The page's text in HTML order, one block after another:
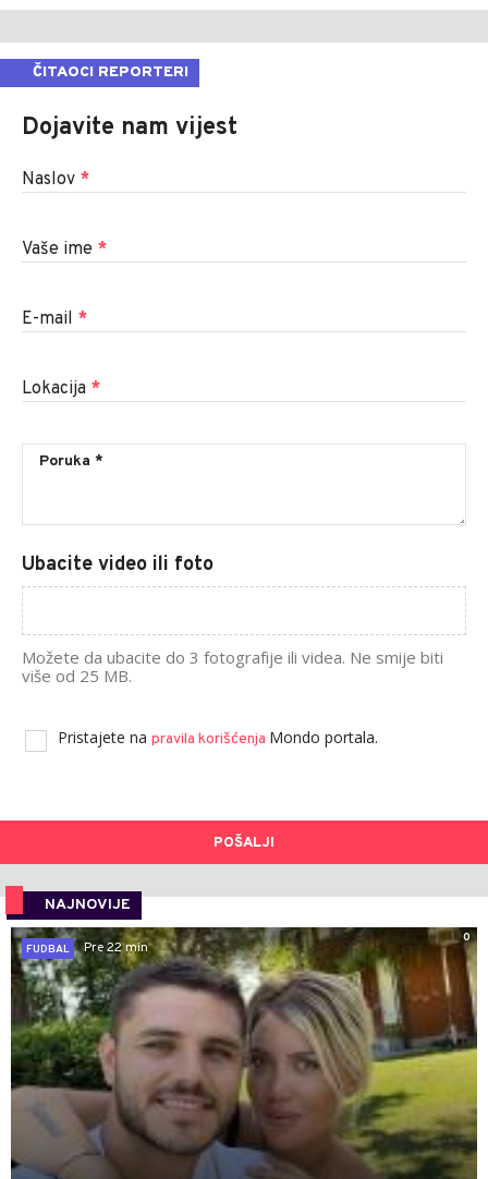
ČITAOCI REPORTERI
Dojavite nam vijest
Naslov *
Vaše ime *
E-mail *
Lokacija *
Ubacite video ili foto
Možete da ubacite do 3 fotografije ili videa. Ne smije biti
više od 25 MB.
Pristajete na pravila korišćenja Mondo portala.
POŠALJI
NAJNOVIJE
0
FUDBAL
Pre 22 min